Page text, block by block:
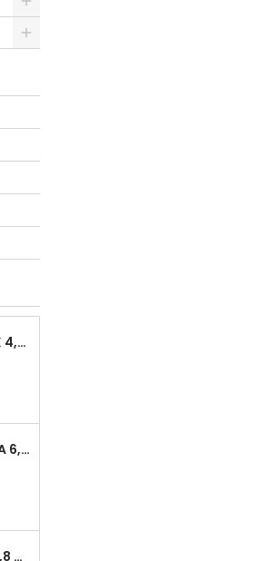
KABELBAND 186 X 4,8MM TY25MX TY-RAP SVARTA 1000 ST
FLATSTIFTSHYLSA 6,3X0,8 1,0-2,5 MM² 100ST NABB
FLATSTIFT 6,3X0,8 M. NABB 1,0-2,5 MM2 100ST